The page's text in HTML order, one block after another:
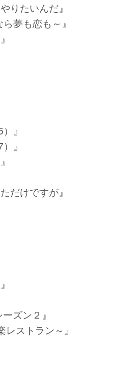
りたいんだ』
夢も恋も～』
』
』
だけですが』
ズン２』
レストラン～』